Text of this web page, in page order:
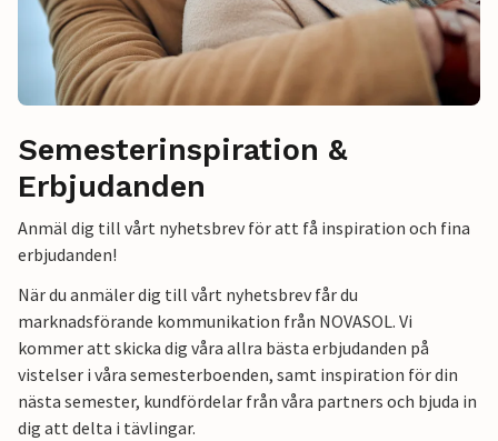
Semesterinspiration &
Erbjudanden
Anmäl dig till vårt nyhetsbrev för att få inspiration och fina
erbjudanden!
När du anmäler dig till vårt nyhetsbrev får du
marknadsförande kommunikation från NOVASOL. Vi
kommer att skicka dig våra allra bästa erbjudanden på
vistelser i våra semesterboenden, samt inspiration för din
nästa semester, kundfördelar från våra partners och bjuda in
dig att delta i tävlingar.